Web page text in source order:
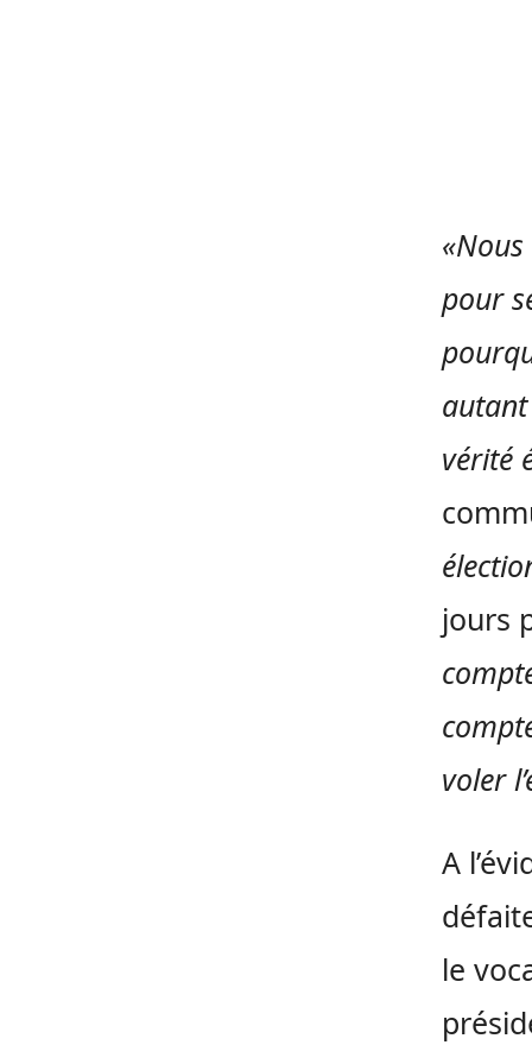
pour
autant
vérité
jours
voler
A
le